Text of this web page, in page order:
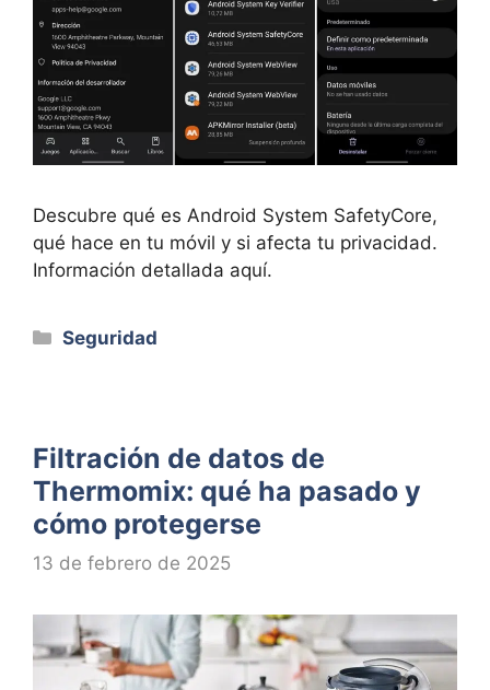
Descubre qué es Android System SafetyCore,
qué hace en tu móvil y si afecta tu privacidad.
Información detallada aquí.
Categorías
Seguridad
Filtración de datos de
Thermomix: qué ha pasado y
cómo protegerse
13 de febrero de 2025